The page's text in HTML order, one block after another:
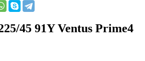
45 91Y Ventus Prime4